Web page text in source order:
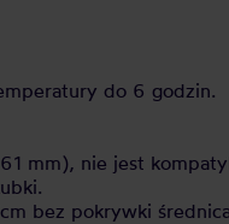
do 6 godzin.
mm), nie jest
bez pokrywki